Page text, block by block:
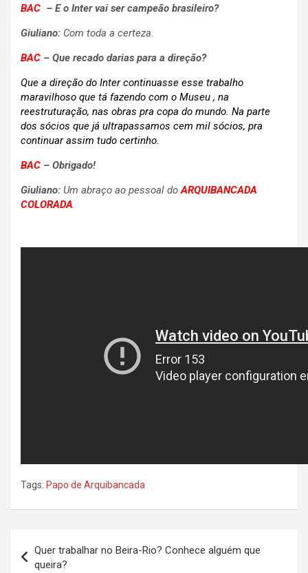
BAC – E o Inter vai ser campeão brasileiro?
Giuliano: Com toda a certeza.
BAC – Que recado darias para a direção?
Que a direção do Inter continuasse esse trabalho
maravilhoso que tá fazendo com o Museu , na
reestruturação, nas obras pra copa do mundo. Na parte
dos sócios que já ultrapassamos cem mil sócios, pra
continuar assim tudo certinho.
BAC – Obrigado!
Giuliano: Um abraço ao pessoal doARQUIBANCADA
COLORADA
Tags: Papo de Arquibancada
de
Quer trabalhar no Beira-Rio? Conhece alguém que
queira?